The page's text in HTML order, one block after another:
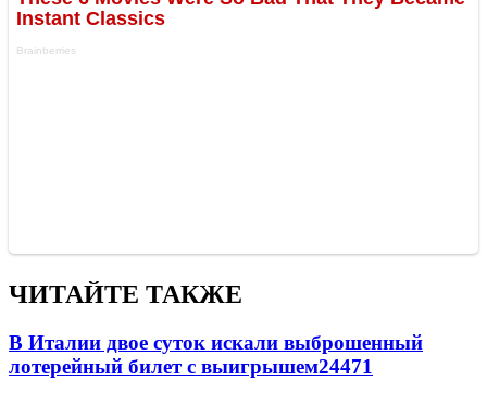
ЧИТАЙТЕ ТАКЖЕ
В Италии двое суток искали выброшенный
лотерейный билет с выигрышем24471